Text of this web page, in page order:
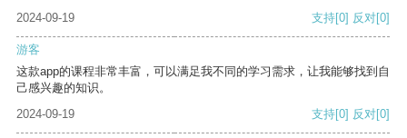
2024-09-19
支持[0] 反对[0]
游客
这款app的课程非常丰富，可以满足我不同的学习需求，让我能够找到自
己感兴趣的知识。
2024-09-19
支持[0] 反对[0]